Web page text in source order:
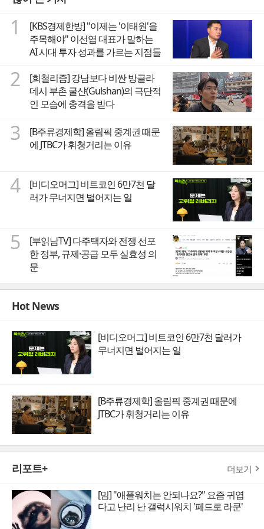
1
[KBS경제한방] "이제는 '이태원'을
주목해야" 이선엽 대표가 말하는
AI 시대 투자 성과를 가르는 지점들
2
[희철리즘] 강남보다 비싼 방글라
데시 부촌 굴샨(Gulshan)의 극단적
인 모습에 충격을 받다
3
[B주류경제학] 올림픽 중계권 때문
에 JTBC가 휘청거리는 이유
4
[비디오머그] 비트코인 6만7천 달
러가 무너지면 벌어지는 일
5
[부읽남TV] 다주택자와 전쟁 선포
한 정부, 규제·공급 모두 실효성 의
문
Hot News
[비디오머그] 비트코인 6만7천 달러가
무너지면 벌어지는 일
[B주류경제학] 올림픽 중계권 때문에
JTBC가 휘청거리는 이유
리포트+ 더보기
[밈] "애플워치는 안되나요?" 요즘 귀엽
다고 난리 난 갤럭시워치 '페드로 라쿤'